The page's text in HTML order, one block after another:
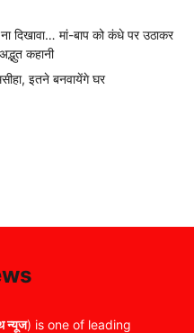
मां-बाप को कंधे पर उठाकर
कहानी
इतने बनवायेंगे घर
न्यूज) is one of leading